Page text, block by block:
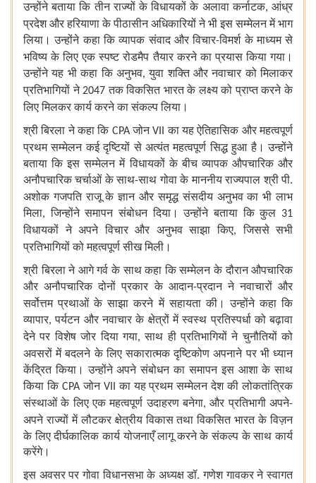
उन्होंने बताया कि तीन राज्यों के विधायकों के अलावा कर्नाटक,आंध्र
प्रदेश और हरियाणा के पीठासीन अधिकारियों ने भी इस सम्मेलन में भाग
लिया। उन्होंने कहा कि व्यापक संवाद और विचार-विमर्श के माध्यम से
भविष्य के लिए एक स्पष्ट रोडमैप तैयार करने का प्रयास किया गया।
उन्होंने यह भी कहा कि अनुभव,युवा शक्ति और नवाचार को मिलाकर
प्रतिभागियों ने2047तक विकसित भारत के लक्ष्य को प्राप्त करने के
लिए मिलकर कार्य करने का संकल्प लिया।
श्री बिरला ने कहा किCPAजोनVIIका यह ऐतिहासिक और महत्वपूर्ण
प्रथम सम्मेलन कई दृष्टियों से अत्यंत महत्वपूर्ण सिद्ध हुआ है। उन्होंने
बताया कि इस सम्मेलन में विधायकों के बीच व्यापक औपचारिक और
अनौपचारिक चर्चाओं के साथ-साथ गोवा के माननीय राज्यपाल श्री पी.
अशोक गजपति राजू के ज्ञान और समृद्ध संसदीय अनुभव का भी लाभ
मिला,जिन्होंने समापन संबोधन दिया। उन्होंने बताया कि कुल 31
विधायकों ने अपने विचार और अनुभव साझा किए,जिससे सभी
प्रतिभागियों को महत्वपूर्ण सीख मिली।
श्री बिरला ने आगे गर्व के साथ कहा कि सम्मेलन के दौरान औपचारिक
और अनौपचारिक दोनों प्रकार के आदान-प्रदान ने नवाचारों और
सर्वोत्तम प्रथाओं के साझा करने में सहायता की। उन्होंने कहा कि
व्यापार,पर्यटन और नवाचार के क्षेत्रों में स्वस्थ प्रतिस्पर्धा को बढ़ावा
देने पर विशेष जोर दिया गया,साथ ही प्रतिभागियों ने चुनौतियों को
अवसरों में बदलने के लिए सकारात्मक दृष्टिकोण अपनाने पर भी ध्यान
केंद्रित किया। उन्होंने अपने संबोधन का समापन इस आशा के साथ
किया किCPAजोनVIIका यह प्रथम सम्मेलन देश की लोकतांत्रिक
संस्थाओं के लिए एक महत्वपूर्ण उदाहरण बनेगा,और प्रतिभागी अपने-
अपने राज्यों में लौटकर क्षेत्रीय विकास तथा विकसित भारत के विज़न
के लिए दीर्घकालिक कार्य योजनाएँ लागू करने के संकल्प के साथ कार्य
करेंगे।
इस अवसर पर गोवा विधानसभा के अध्यक्ष डॉ.गणेश गावकर ने स्वागत